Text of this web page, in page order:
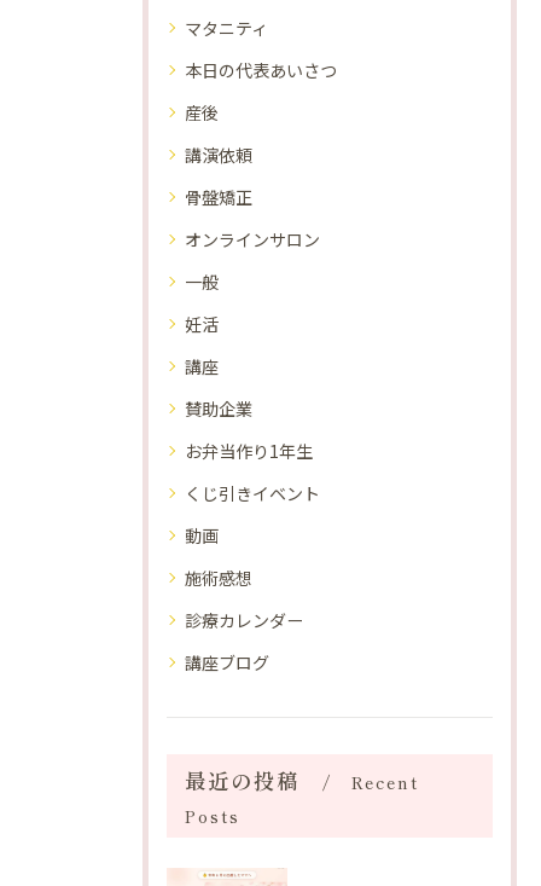
マタニティ
本日の代表あいさつ
産後
講演依頼
骨盤矯正
オンラインサロン
一般
妊活
講座
賛助企業
お弁当作り1年生
くじ引きイベント
動画
施術感想
診療カレンダー
講座ブログ
最近の投稿
Recent
Posts